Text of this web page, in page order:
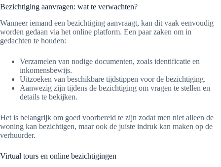
Bezichtiging aanvragen: wat te verwachten?
Wanneer iemand een bezichtiging aanvraagt, kan dit vaak eenvoudig
worden gedaan via het online platform. Een paar zaken om in
gedachten te houden:
Verzamelen van nodige documenten, zoals identificatie en
inkomensbewijs.
Uitzoeken van beschikbare tijdstippen voor de bezichtiging.
Aanwezig zijn tijdens de bezichtiging om vragen te stellen en
details te bekijken.
Het is belangrijk om goed voorbereid te zijn zodat men niet alleen de
woning kan bezichtigen, maar ook de juiste indruk kan maken op de
verhuurder.
Virtual tours en online bezichtigingen